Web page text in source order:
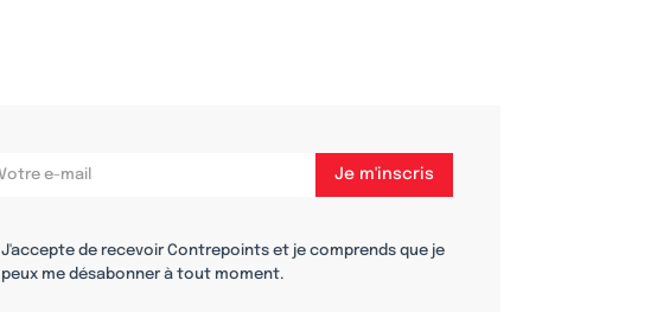
J'accepte de recevoir Contrepoints et je comprends que je
peux me désabonner à tout moment.